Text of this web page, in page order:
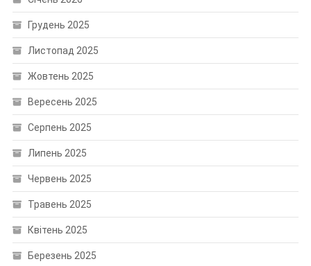
Грудень 2025
Листопад 2025
Жовтень 2025
Вересень 2025
Серпень 2025
Липень 2025
Червень 2025
Травень 2025
Квітень 2025
Березень 2025